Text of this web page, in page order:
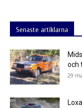
Senaste artiklarna
och
29